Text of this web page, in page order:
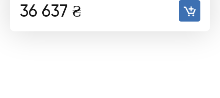
36 637 ₴